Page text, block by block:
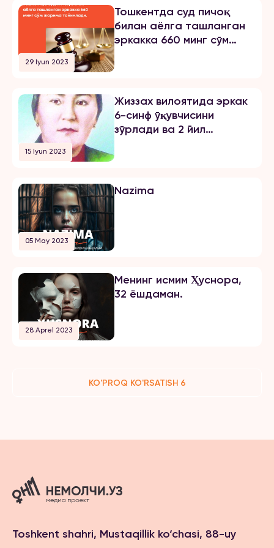
ишлайман. 2024 йил 31 октябрь
куни мени умуман норози бўлган
йигитга […]
29 Iyun 2023
Тошкентда суд пичоқ
билан аёлга ташланган
эркакка 660 минг сўм
15 Iyun 2023
Жиззах вилоятида эркак
6-синф ўқувчисини
зўрлади ва 2 йил
05 May 2023
Nazima
28 Aprel 2023
Менинг исмим Ҳуснора,
32 ёшдаман.
KO'PROQ KO'RSATISH 6
Toshkent shahri, Mustaqillik ko‘chasi, 88-uy